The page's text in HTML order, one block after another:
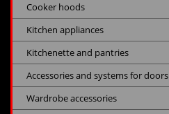
Cooker hoods
Kitchen appliances
Kitchenette and pantries
Accessories and systems for doors
Wardrobe accessories